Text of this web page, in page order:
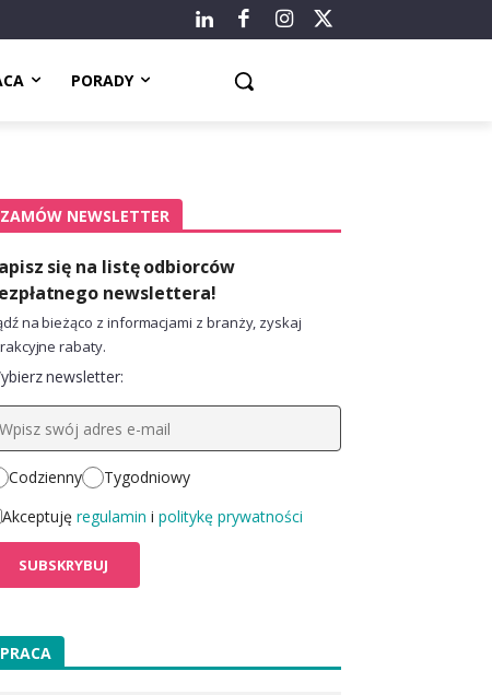
PORADY
ZAMÓW NEWSLETTER
się na listę odbiorców
newslettera!
na bieżąco z informacjami z branży, zyskaj
rabaty.
newsletter:
Codzienny
Tygodniowy
Akceptuję regulamin i politykę prywatności
PRACA